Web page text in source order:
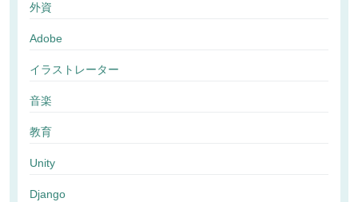
外資
Adobe
イラストレーター
音楽
教育
Unity
Django